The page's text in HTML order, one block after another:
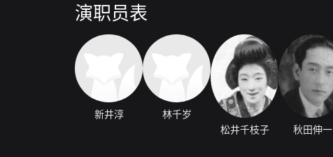
演职员表
新井淳
林千岁
松井千枝子
秋田伸一